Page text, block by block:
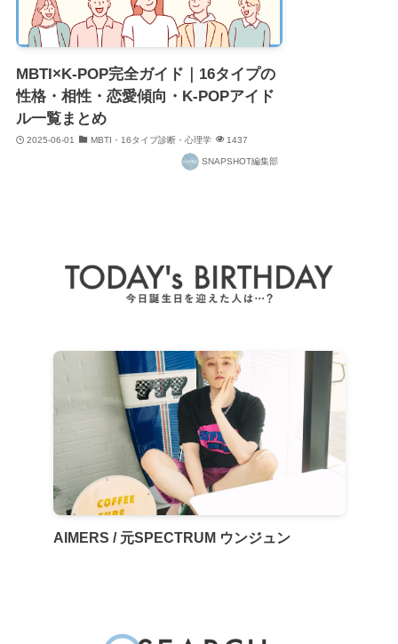
MBTI×K-POP完全ガイド｜16タイプの
性格・相性・恋愛傾向・K-POPアイド
ル一覧まとめ
2025-06-01 MBTI・16タイプ診断・心理学 1437
SNAPSHOT編集部
AIMERS / 元SPECTRUM ウンジュン